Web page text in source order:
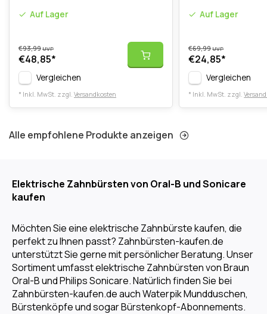
Auf Lager
€93,99UVP
€48,85*
Vergleichen
* Inkl. MwSt. zzgl. Versandkosten
Auf Lager
€69,99UVP
€24,85*
Vergleichen
* Inkl. MwSt. zzgl.
Alle empfohlene Produkte anzeigen
Elektrische Zahnbürsten von Oral-B und Sonicare
kaufen
Möchten Sie eine elektrische Zahnbürste kaufen, die
perfekt zu Ihnen passt? Zahnbürsten-kaufen.de
unterstützt Sie gerne mit persönlicher Beratung. Unser
Sortiment umfasst elektrische Zahnbürsten von Braun
Oral-B und Philips Sonicare. Natürlich finden Sie bei
Zahnbürsten-kaufen.de auch Waterpik Mundduschen,
Bürstenköpfe und sogar Bürstenkopf-Abonnements.